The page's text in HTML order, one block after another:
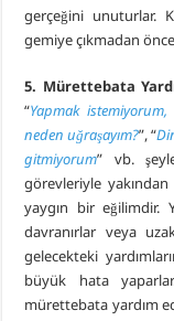
gerçeğini unuturlar.
gemiye çıkmadan
5. Mürettebata
“Yapmak
neden uğraşayım?”, “
gitmiyorum” vb.
görevleriyle
yaygın bir eğilimdir.
davranırlar veya
gelecekteki
büyük hata
mürettebata yardım